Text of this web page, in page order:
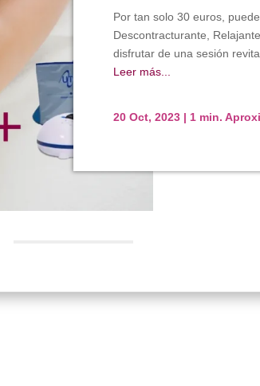
Por tan solo 30 euros,
Descontracturante,
disfrutar de una sesión
Leer más...
20 Oct, 2023 | 1 min.